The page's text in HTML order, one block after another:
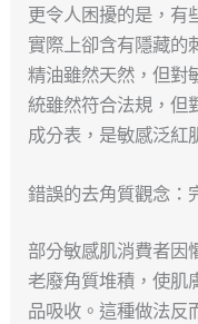
更令人困擾的是，有
實際上卻含有隱藏的
精油雖然天然，但對
統雖然符合法規，但
成分表，是敏感泛紅
錯誤的去角質觀念：
部分敏感肌消費者因
老廢角質堆積，使肌
品吸收。這種做法